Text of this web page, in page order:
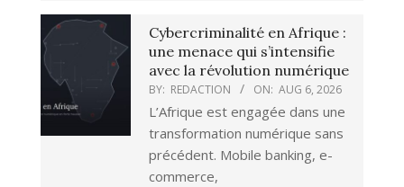
Cybercriminalité en Afrique :
une menace qui s’intensifie
avec la révolution numérique
BY: REDACTION ON: AUG 6, 2026
L’Afrique est engagée dans une
transformation numérique sans
précédent. Mobile banking, e-
commerce,